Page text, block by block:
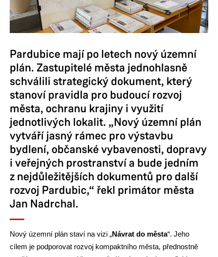
Pardubice mají po letech nový územní
plán. Zastupitelé města jednohlasně
schválili strategický dokument, který
stanoví pravidla pro budoucí rozvoj
města, ochranu krajiny i využití
jednotlivých lokalit. „Nový územní plán
vytváří jasný rámec pro výstavbu
bydlení, občanské vybavenosti, dopravy
i veřejných prostranství a bude jedním
z nejdůležitějších dokumentů pro další
rozvoj Pardubic,“ řekl primátor města
Jan Nadrchal.
Nový územní plán staví na vizi „Návrat do města“. Jeho
cílem je podporovat rozvoj kompaktního města, přednostně